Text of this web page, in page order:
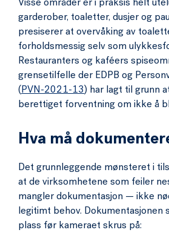
Visse områder er i praksis helt
garderober, toaletter, dusjer og
presiserer at overvåking av
forholdsmessig selv som
Restauranters og kaféers
grensetilfelle der EDPB og
(PVN-2021-13) har lagt til grunn
berettiget forventning om ikke å
Hva må
Det grunnleggende mønsteret i
at de virksomhetene som feiler
mangler dokumentasjon — ikke
legitimt behov. Dokumentasjonen
plass før kameraet skrus på: